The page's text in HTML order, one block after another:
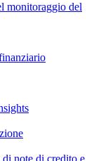
monitoraggio del
note di credito e